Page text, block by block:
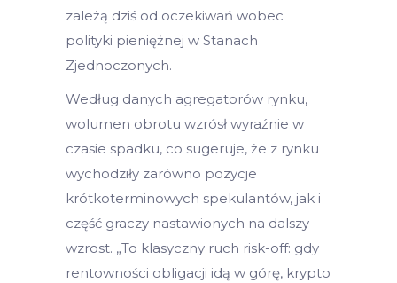
zależą dziś od oczekiwań wobec
polityki pieniężnej w Stanach
Zjednoczonych.
Według danych agregatorów rynku,
wolumen obrotu wzrósł wyraźnie w
czasie spadku, co sugeruje, że z rynku
wychodziły zarówno pozycje
krótkoterminowych spekulantów, jak i
część graczy nastawionych na dalszy
wzrost. „To klasyczny ruch risk-off: gdy
rentowności obligacji idą w górę, krypto